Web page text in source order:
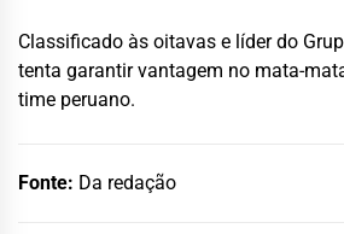
Classificado às oitavas e líder do
tenta garantir vantagem no mata-
time peruano.
Fonte: Da redação